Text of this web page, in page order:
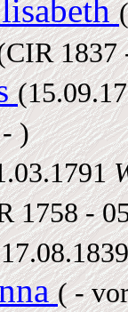
1837
)
1758 -
( -